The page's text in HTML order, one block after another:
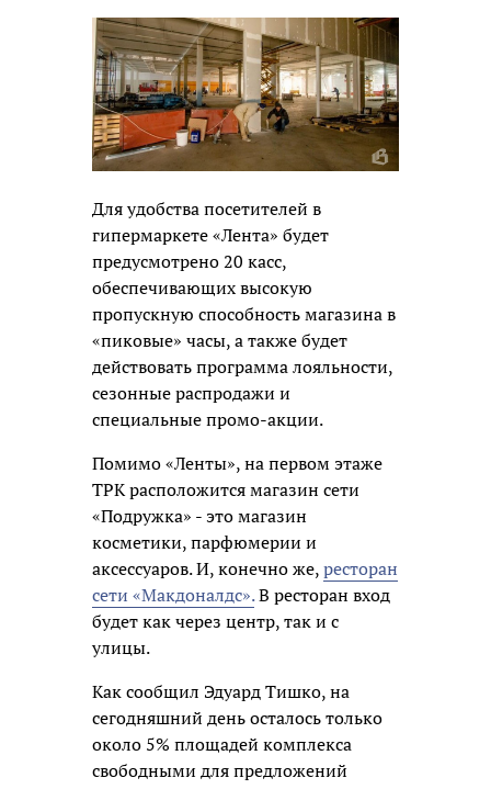
Для удобства посетителей в
гипермаркете «Лента» будет
предусмотрено 20 касс,
обеспечивающих высокую
пропускную способность магазина в
«пиковые» часы, а также будет
действовать программа лояльности,
сезонные распродажи и
специальные промо-акции.
Помимо «Ленты», на первом этаже
ТРК расположится магазин сети
«Подружка» - это магазин
косметики, парфюмерии и
аксессуаров. И, конечно же,ресторан
сети «Макдоналдс».В ресторан вход
будет как через центр, так и с
улицы.
Как сообщил Эдуард Тишко, на
сегодняшний день осталось только
около 5% площадей комплекса
свободными для предложений